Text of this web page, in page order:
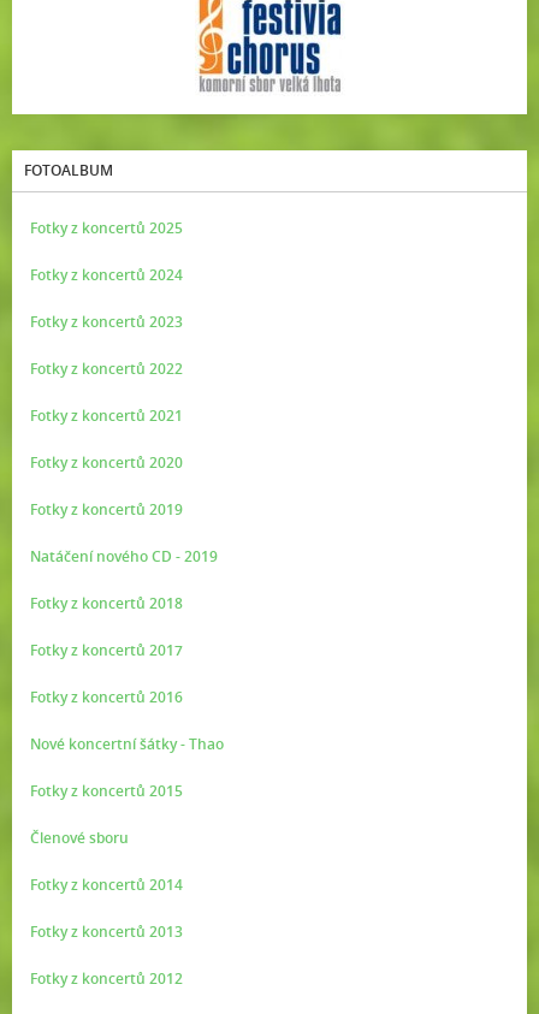
FOTOALBUM
Fotky z koncertů 2025
Fotky z koncertů 2024
Fotky z koncertů 2023
Fotky z koncertů 2022
Fotky z koncertů 2021
Fotky z koncertů 2020
Fotky z koncertů 2019
Natáčení nového CD - 2019
Fotky z koncertů 2018
Fotky z koncertů 2017
Fotky z koncertů 2016
Nové koncertní šátky - Thao
Fotky z koncertů 2015
Členové sboru
Fotky z koncertů 2014
Fotky z koncertů 2013
Fotky z koncertů 2012